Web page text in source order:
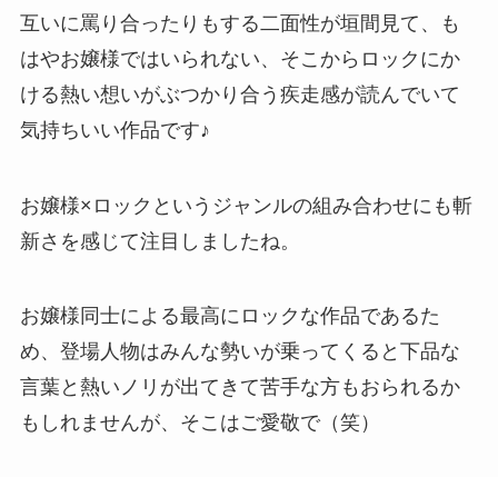
互いに罵り合ったりもする二面性が垣間見て、も
はやお嬢様ではいられない、そこからロックにか
ける熱い想いがぶつかり合う疾走感が読んでいて
気持ちいい作品です♪
お嬢様×ロックというジャンルの組み合わせにも斬
新さを感じて注目しましたね。
お嬢様同士による最高にロックな作品であるた
め、登場人物はみんな勢いが乗ってくると下品な
言葉と熱いノリが出てきて苦手な方もおられるか
もしれませんが、そこはご愛敬で（笑）